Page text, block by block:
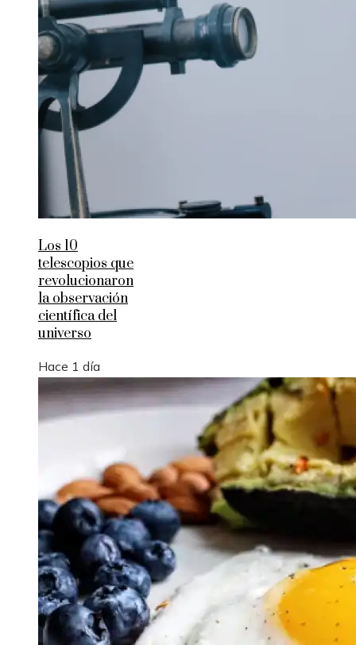
Los 10
telescopios que
revolucionaron
la observación
científica del
universo
Hace 1 día